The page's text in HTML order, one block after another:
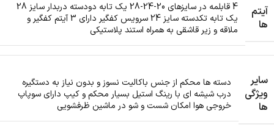
آیتم
ها
4 قابلمه در سایزهای 20-24-28 یک تابه دودسته دربدار سایز 28
یک تابه تکدسته سایز 24 سرویس کفگیر دارای 3 آیتم کفگیر و
ملاقه و زیر قاشقی به همراه استند پلاستیکی
سایر
ویژگی
ها
دسته ها محکم از جنس باکالیت نسوز و بدون نیاز به دستگیره
درب شیشه ای با رینگ استیل بسیار محکم و کیپ دارای سوپاپ
خروجی هوا امکان شست و شو در ماشین ظرفشویی